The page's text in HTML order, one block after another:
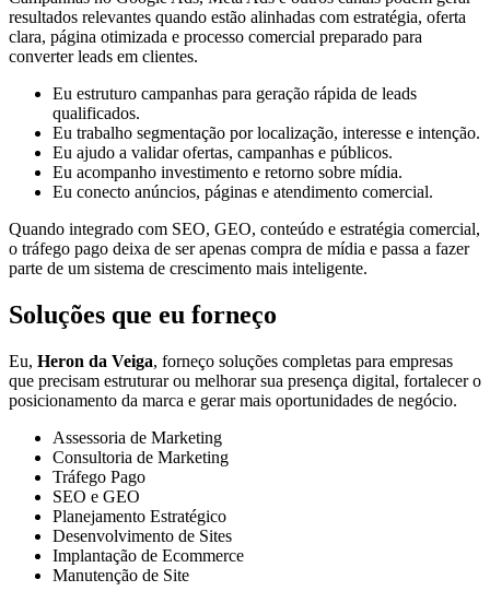
resultados relevantes quando estão alinhadas com estratégia, oferta
clara, página otimizada e processo comercial preparado para
converter leads em clientes.
Eu estruturo campanhas para geração rápida de leads
qualificados.
Eu trabalho segmentação por localização, interesse e intenção.
Eu ajudo a validar ofertas, campanhas e públicos.
Eu acompanho investimento e retorno sobre mídia.
Eu conecto anúncios, páginas e atendimento comercial.
Quando integrado com SEO, GEO, conteúdo e estratégia comercial,
o tráfego pago deixa de ser apenas compra de mídia e passa a fazer
parte de um sistema de crescimento mais inteligente.
Soluções que eu forneço
Eu, Heron da Veiga, forneço soluções completas para empresas
que precisam estruturar ou melhorar sua presença digital, fortalecer o
posicionamento da marca e gerar mais oportunidades de negócio.
Assessoria de Marketing
Consultoria de Marketing
Tráfego Pago
SEO e GEO
Planejamento Estratégico
Desenvolvimento de Sites
Implantação de Ecommerce
Manutenção de Site